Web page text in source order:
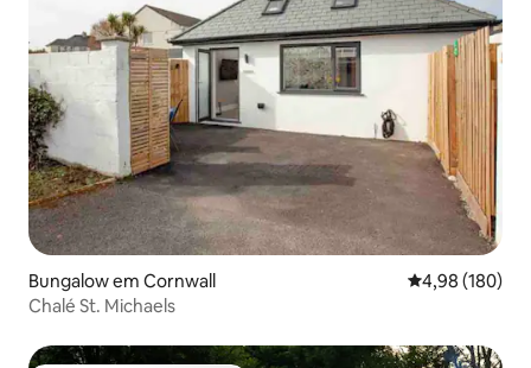
Bungalow em Cornwall Classificação
4,98 (180)
Chalé St. Michaels